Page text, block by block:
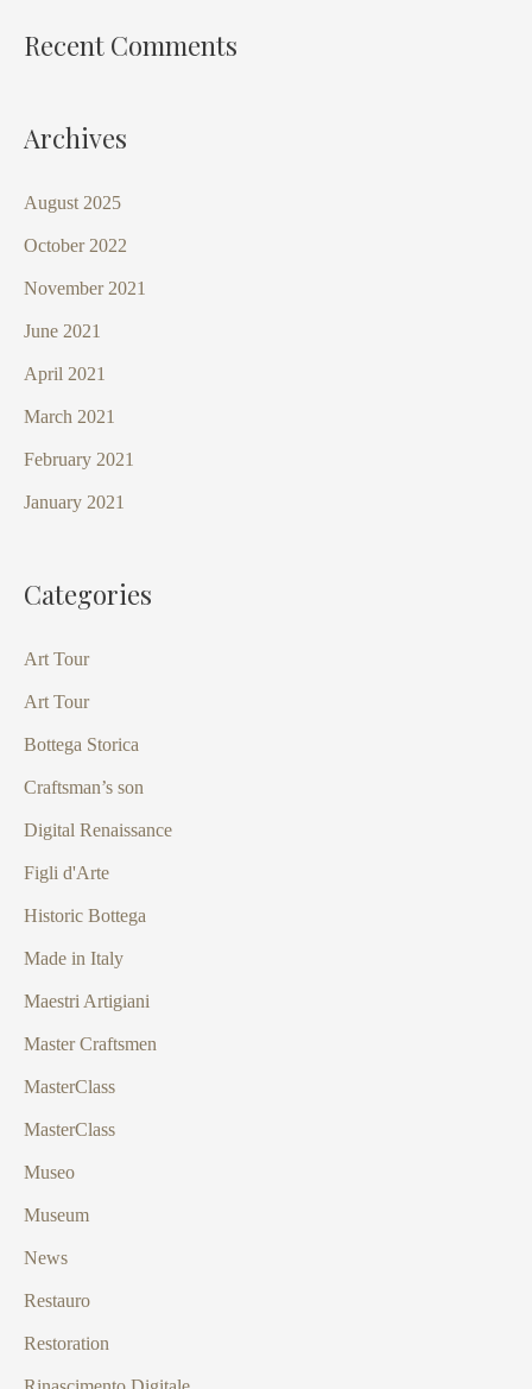
Recent Comments
Archives
August 2025
October 2022
November 2021
June 2021
April 2021
March 2021
February 2021
January 2021
Categories
Art Tour
Art Tour
Bottega Storica
Craftsman’s son
Digital Renaissance
Figli d'Arte
Historic Bottega
Made in Italy
Maestri Artigiani
Master Craftsmen
MasterClass
MasterClass
Museo
Museum
News
Restauro
Restoration